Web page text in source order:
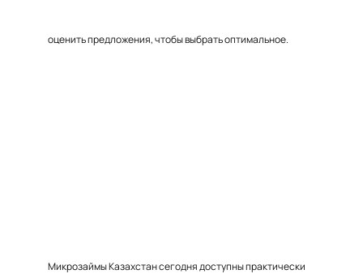
оценить предложения, чтобы выбрать оптимальное.
Микрозаймы Казахстан сегодня доступны практически